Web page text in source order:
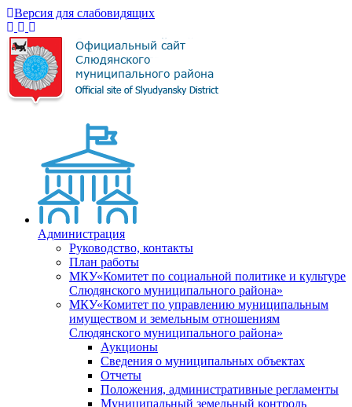
Версия для слабовидящих
Администрация
Руководство, контакты
План работы
МКУ«Комитет по социальной политике и культуре
Слюдянского муниципального района»
МКУ«Комитет по управлению муниципальным
имуществом и земельным отношениям
Слюдянского муниципального района»
Аукционы
Сведения о муниципальных объектах
Отчеты
Положения, административные регламенты
Муниципальный земельный контроль